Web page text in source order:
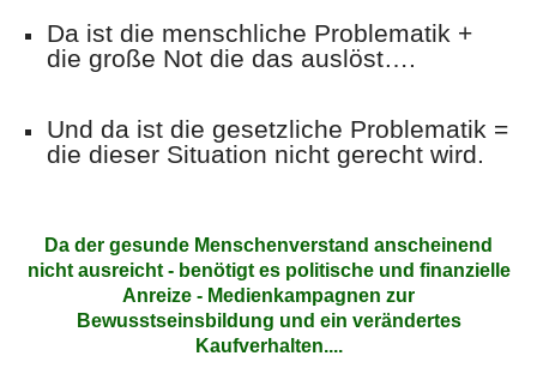
Da ist die menschliche Problematik +
die große Not die das auslöst….
Und da ist die gesetzliche Problematik =
die dieser Situation nicht gerecht wird.
Da der gesunde Menschenverstand anscheinend
nicht ausreicht - benötigt es politische und finanzielle
Anreize - Medienkampagnen zur
Bewusstseinsbildung und ein verändertes
Kaufverhalten....